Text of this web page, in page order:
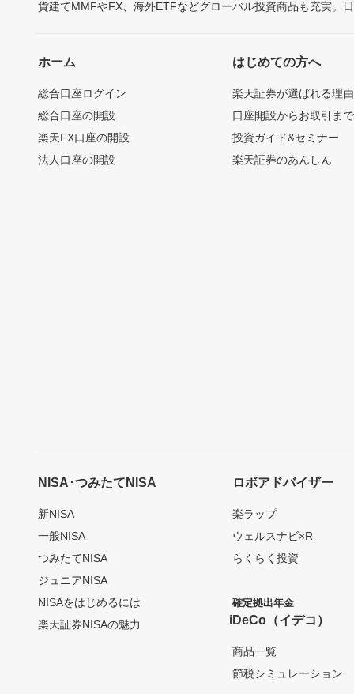
貨建てMMFやFX、海外ETFなどグローバル投資商品も充実。
ホーム
総合口座ログイン
総合口座の開設
楽天FX口座の開設
法人口座の開設
はじめての方へ
楽天証券が選ばれる理由
口座開設からお取引ま
投資ガイド&セミナー
楽天証券のあんしん
NISA･つみたてNISA
新NISA
一般NISA
つみたてNISA
ジュニアNISA
NISAをはじめるには
楽天証券NISAの魅力
ロボアドバイザー
楽ラップ
ウェルスナビ×R
らくらく投資
確定拠出年金
iDeCo（イデコ）
商品一覧
節税シミュレーション